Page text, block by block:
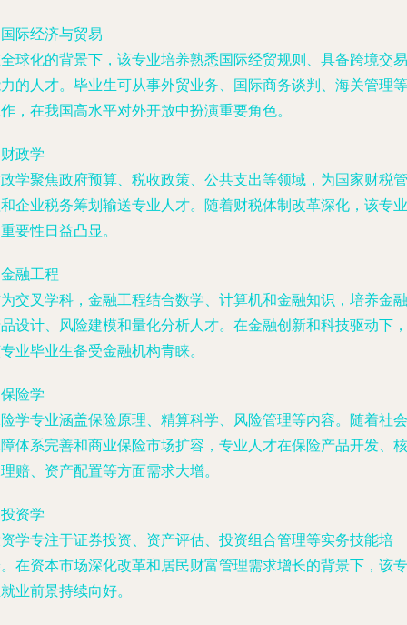
际经济与贸易
球化的背景下，该专业培养熟悉国际经贸规则、具备跨境交易
的人才。毕业生可从事外贸业务、国际商务谈判、海关管理等
，在我国高水平对外开放中扮演重要角色。
政学
学聚焦政府预算、税收政策、公共支出等领域，为国家财税管
企业税务筹划输送专业人才。随着财税体制改革深化，该专业
要性日益凸显。
融工程
交叉学科，金融工程结合数学、计算机和金融知识，培养金融
设计、风险建模和量化分析人才。在金融创新和科技驱动下，
业毕业生备受金融机构青睐。
险学
学专业涵盖保险原理、精算科学、风险管理等内容。随着社会
体系完善和商业保险市场扩容，专业人才在保险产品开发、核
赔、资产配置等方面需求大增。
资学
学专注于证券投资、资产评估、投资组合管理等实务技能培
在资本市场深化改革和居民财富管理需求增长的背景下，该专
业前景持续向好。